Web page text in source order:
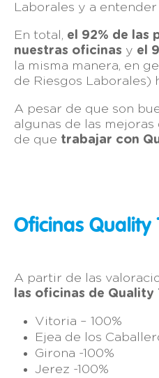
Laborales y a
En total, el 92% de las
nuestras oficinas y el
la misma manera, en
de Riesgos Laborales)
A pesar de que son
algunas de las
de que trabajar con
Oficinas
A partir de las
las oficinas de
Vitoria – 100%
Ejea de los
Girona -100%
Jerez -100%